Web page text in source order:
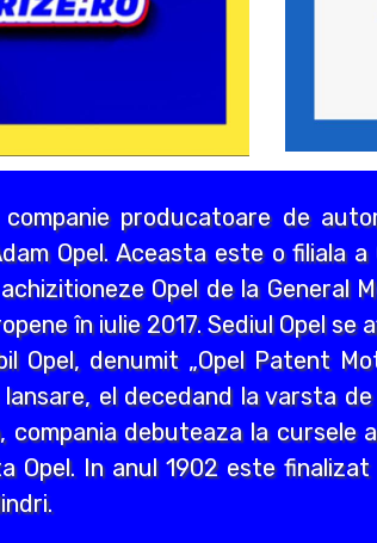
producatoare de
Opel. Aceasta este o filiala a
Opel de la
în iulie 2017. Sediul Opel se
Opel, denumit „Opel Patent
el decedand la varsta
compania debuteaza la
Opel. In anul 1902 este